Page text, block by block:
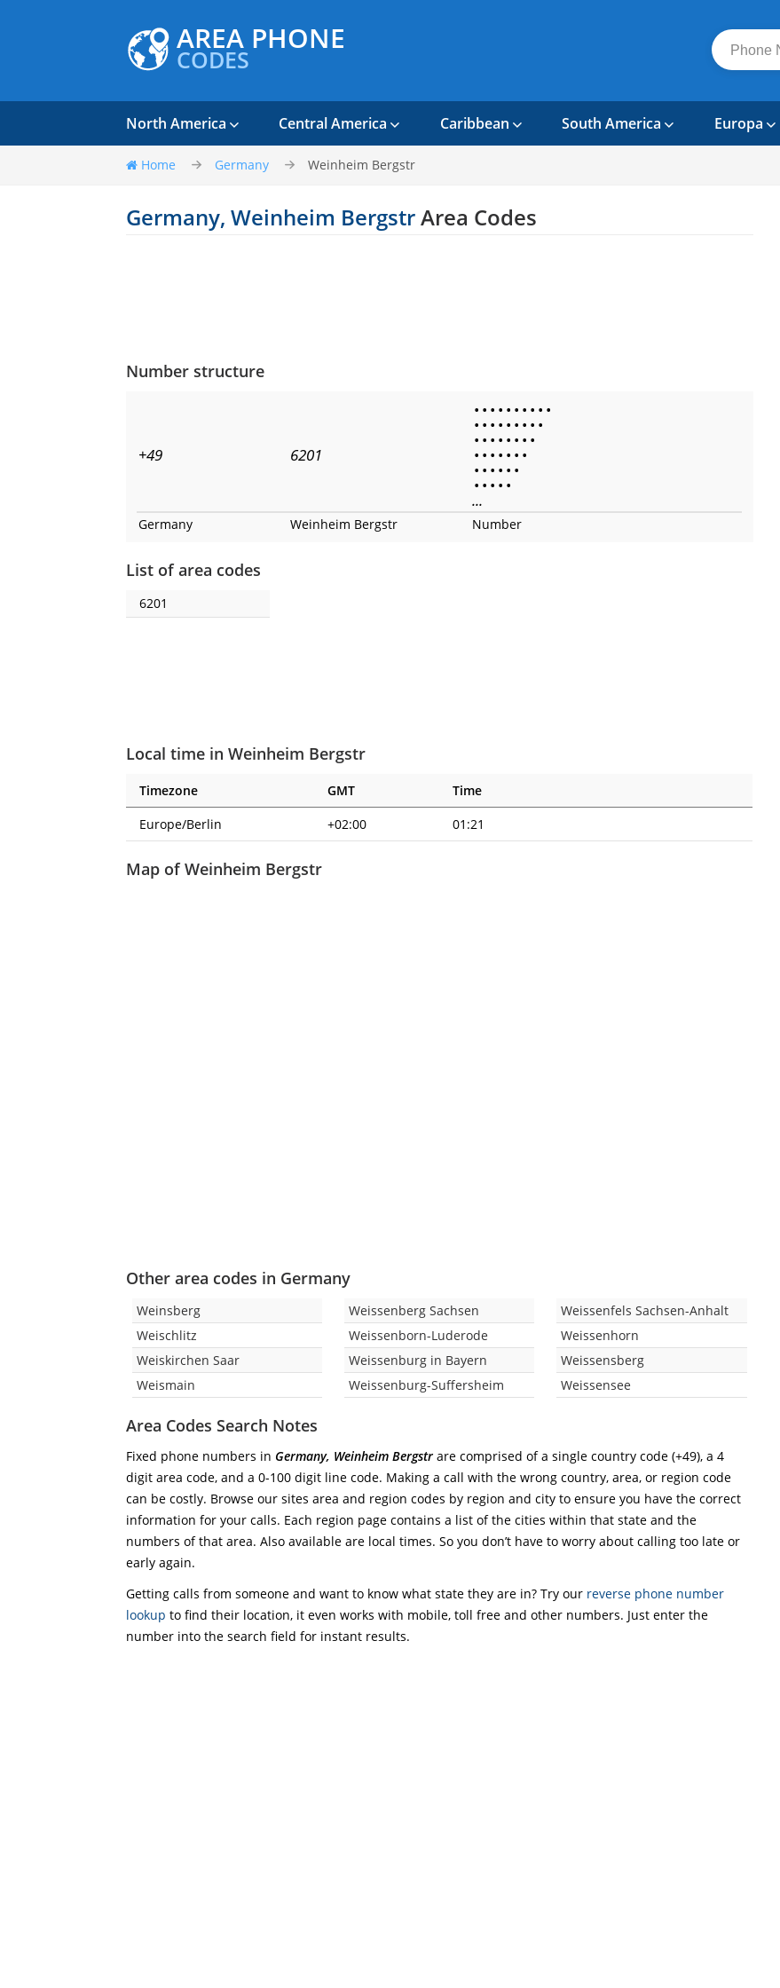
AREA PHONE
CODES
North America Central America Caribbean South America Europa
Home Germany Weinheim Bergstr
Germany, Weinheim BergstrArea Codes
Number structure
+49 6201
• • • • • • • • • •
• • • • • • • • •
• • • • • • • •
• • • • • • •
• • • • • •
• • • • •
...
Germany Weinheim Bergstr Number
List of area codes
6201
Local time in Weinheim Bergstr
Timezone GMT
Time
Europe/Berlin
+02:00 01:21
Map of Weinheim Bergstr
Other area codes in Germany
Weinsberg
Weischlitz
Weiskirchen Saar
Weismain
Weissenberg Sachsen
Weissenborn-Luderode
Weissenburg in Bayern
Weissenburg-Suffersheim
Weissenfels Sachsen-Anhalt
Weissenhorn
Weissensberg
Weissensee
Area Codes Search Notes
Fixed phone numbers in Germany, Weinheim Bergstr are comprised of a single country code (+49), a 4
digit area code, and a 0-100 digit line code. Making a call with the wrong country, area, or region code
can be costly. Browse our sites area and region codes by region and city to ensure you have the correct
information for your calls. Each region page contains a list of the cities within that state and the
numbers of that area. Also available are local times. So you don’t have to worry about calling too late or
early again.
Getting calls from someone and want to know what state they are in? Try our reverse phone number
lookup to find their location, it even works with mobile, toll free and other numbers. Just enter the
number into the search field for instant results.